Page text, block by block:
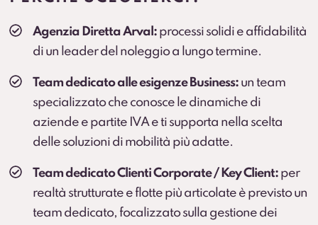
Soluzione consigliata per ruoli critici, agenti e flotte
operative (secondo condizioni).
Agenzia Diretta Arval: processi solidi e affidabilità
di un leader del noleggio a lungo termine.
Team dedicato alle esigenze Business: un team
specializzato che conosce le dinamiche di
aziende e partite IVA e ti supporta nella scelta
delle soluzioni di mobilità più adatte.
Team dedicato Clienti Corporate / Key Client: per
realtà strutturate e flotte più articolate è previsto un
team dedicato, focalizzato sulla gestione dei